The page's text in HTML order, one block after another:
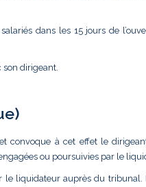
dans les 15 jours de
son dirigeant.
convoque à cet effet le
ou poursuivies par le
liquidateur auprès du